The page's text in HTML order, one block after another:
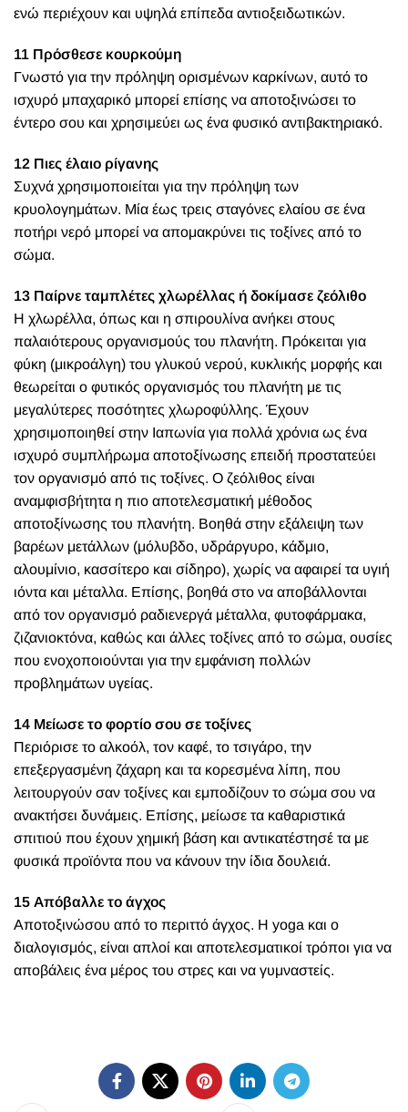
ενώ περιέχουν και υψηλά επίπεδα αντιοξειδωτικών.
11 Πρόσθεσε κουρκούμη
Γνωστό για την πρόληψη ορισμένων καρκίνων, αυτό το
ισχυρό μπαχαρικό μπορεί επίσης να αποτοξινώσει το
έντερο σου και χρησιμεύει ως ένα φυσικό αντιβακτηριακό.
12 Πιες έλαιο ρίγανης
Συχνά χρησιμοποιείται για την πρόληψη των
κρυολογημάτων. Μία έως τρεις σταγόνες ελαίου σε ένα
ποτήρι νερό μπορεί να απομακρύνει τις τοξίνες από το
σώμα.
13 Παίρνε ταμπλέτες χλωρέλλας ή δοκίμασε ζεόλιθο
Η χλωρέλλα, όπως και η σπιρουλίνα ανήκει στους
παλαιότερους οργανισμούς του πλανήτη. Πρόκειται για
φύκη (μικροάλγη) του γλυκού νερού, κυκλικής μορφής και
θεωρείται ο φυτικός οργανισμός του πλανήτη με τις
μεγαλύτερες ποσότητες χλωροφύλλης. Έχουν
χρησιμοποιηθεί στην Ιαπωνία για πολλά χρόνια ως ένα
ισχυρό συμπλήρωμα αποτοξίνωσης επειδή προστατεύει
τον οργανισμό από τις τοξίνες. Ο ζεόλιθος είναι
αναμφισβήτητα η πιο αποτελεσματική μέθοδος
αποτοξίνωσης του πλανήτη. Βοηθά στην εξάλειψη των
βαρέων μετάλλων (μόλυβδο, υδράργυρο, κάδμιο,
αλουμίνιο, κασσίτερο και σίδηρο), χωρίς να αφαιρεί τα υγιή
ιόντα και μέταλλα. Επίσης, βοηθά στο να αποβάλλονται
από τον οργανισμό ραδιενεργά μέταλλα, φυτοφάρμακα,
ζιζανιοκτόνα, καθώς και άλλες τοξίνες από το σώμα, ουσίες
που ενοχοποιούνται για την εμφάνιση πολλών
προβλημάτων υγείας.
14 Μείωσε το φορτίο σου σε τοξίνες
Περιόρισε το αλκοόλ, τον καφέ, το τσιγάρο, την
επεξεργασμένη ζάχαρη και τα κορεσμένα λίπη, που
λειτουργούν σαν τοξίνες και εμποδίζουν το σώμα σου να
ανακτήσει δυνάμεις. Επίσης, μείωσε τα καθαριστικά
σπιτιού που έχουν χημική βάση και αντικατέστησέ τα με
φυσικά προϊόντα που να κάνουν την ίδια δουλειά.
15 Απόβαλλε το άγχος
Αποτοξινώσου από το περιττό άγχος. Η yoga και ο
διαλογισμός, είναι απλοί και αποτελεσματικοί τρόποι για να
αποβάλεις ένα μέρος του στρες και να γυμναστείς.